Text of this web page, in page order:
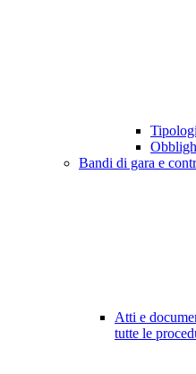
Bandi di gara e
Atti e
tutte le